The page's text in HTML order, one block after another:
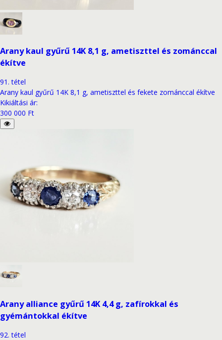
Arany kaul gyűrű 14K 8,1 g, ametiszttel és zománccal
ékítve
91 . tétel
Arany kaul gyűrű 14K 8,1 g, ametiszttel és fekete zománccal ékítve
Kikiáltási ár:
300 000 Ft
Arany alliance gyűrű 14K 4,4 g, zafírokkal és
gyémántokkal ékítve
92. tétel